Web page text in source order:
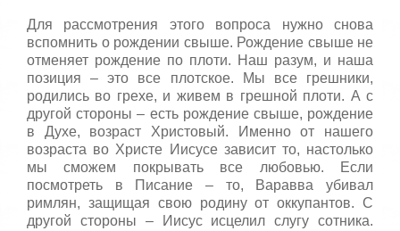
/
5
о
ц
е
н
и
т
е
Для рассмотрения этого вопроса нужно снова
вспомнить о рождении свыше. Рождение свыше не
отменяет рождение по плоти. Наш разум, и наша
позиция – это все плотское. Мы все грешники,
родились во грехе, и живем в грешной плоти. А с
другой стороны – есть рождение свыше, рождение
в Духе, возраст Христовый. Именно от нашего
возраста во Христе Иисусе зависит то, настолько
мы сможем покрывать все любовью. Если
посмотреть в Писание – то, Варавва убивал
римлян, защищая свою родину от оккупантов. С
другой стороны – Иисус исцелил слугу сотника.